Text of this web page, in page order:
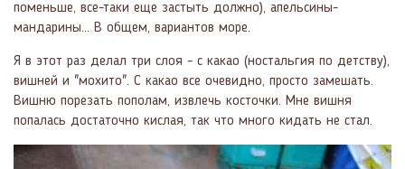
поменьше, все-таки еще застыть должно), апельсины-
мандарины... В общем, вариантов море.
Я в этот раз делал три слоя - с какао (ностальгия по детству),
вишней и "мохито". С какао все очевидно, просто замешать.
Вишню порезать пополам, извлечь косточки. Мне вишня
попалась достаточно кислая, так что много кидать не стал.